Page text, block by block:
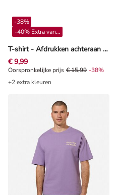
-38%
T-shirt - Afdrukken achteraan - Zwart
-38%
-40% Extra vanaf 4**
€ 9,99
Oorspronkelijke prijs € 15,99,
Oorspronkelijke prijs € 15,99 -38%
+2 extra kleuren